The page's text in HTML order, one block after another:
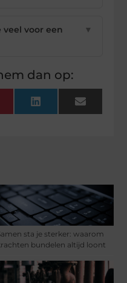
sta je sterker: waarom
bundelen altijd loont
veel voor een
▼
dan op:
LinkedIn Email